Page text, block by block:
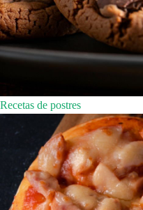
Recetas de postres